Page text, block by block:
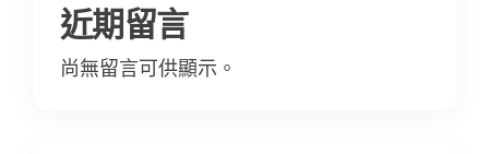
近期留言
尚無留言可供顯示。